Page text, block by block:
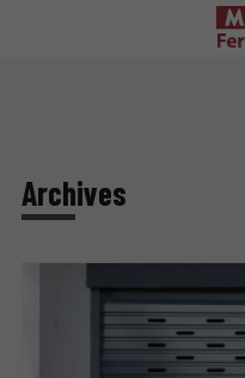
Archives